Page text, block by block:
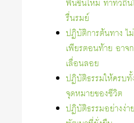
ฟื้นขึ้นใหม่ ทำทั่วถิ่น
รื่นรมย์
ปฏิบัติการต้นทาง ไ
เพียรตอนท้าย อาจ
เลื่อนลอย
ปฏิบัติธรรมให้ครบ
จุดหมายของชีวิต
ปฏิบัติธรรมอย่างง่า